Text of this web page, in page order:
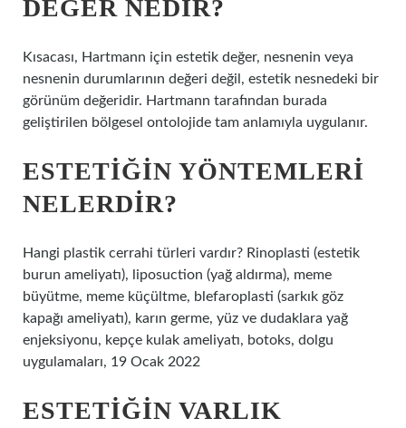
DEĞER NEDIR?
Kısacası, Hartmann için estetik değer, nesnenin veya
nesnenin durumlarının değeri değil, estetik nesnedeki bir
görünüm değeridir. Hartmann tarafından burada
geliştirilen bölgesel ontolojide tam anlamıyla uygulanır.
ESTETIĞIN YÖNTEMLERI
NELERDIR?
Hangi plastik cerrahi türleri vardır? Rinoplasti (estetik
burun ameliyatı), liposuction (yağ aldırma), meme
büyütme, meme küçültme, blefaroplasti (sarkık göz
kapağı ameliyatı), karın germe, yüz ve dudaklara yağ
enjeksiyonu, kepçe kulak ameliyatı, botoks, dolgu
uygulamaları, 19 Ocak 2022
ESTETIĞIN VARLIK